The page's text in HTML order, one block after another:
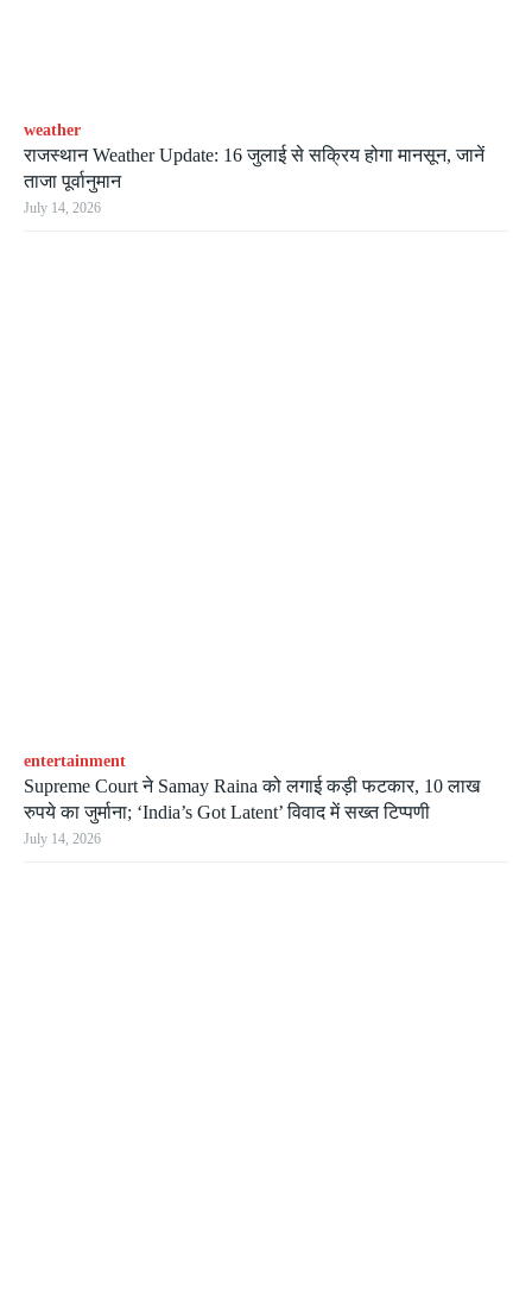
weather
राजस्थान Weather Update: 16 जुलाई से सक्रिय होगा मानसून, जानें
ताजा पूर्वानुमान
July 14, 2026
entertainment
Supreme Court ने Samay Raina को लगाई कड़ी फटकार, 10 लाख
रुपये का जुर्माना; ‘India’s Got Latent’ विवाद में सख्त टिप्पणी
July 14, 2026